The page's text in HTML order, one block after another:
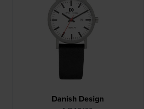
Danish Design